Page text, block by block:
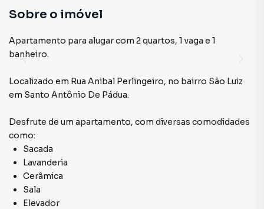
Sobre o imóvel
Apartamento para alugar com 2 quartos, 1 vaga e 1
banheiro.
Localizado em Rua Anibal Perlingeiro, no bairro São Luiz
em Santo Antônio De Pádua.
Desfrute de um apartamento, com diversas comodidades
como:
Sacada
Lavanderia
Cerâmica
Sala
Elevador